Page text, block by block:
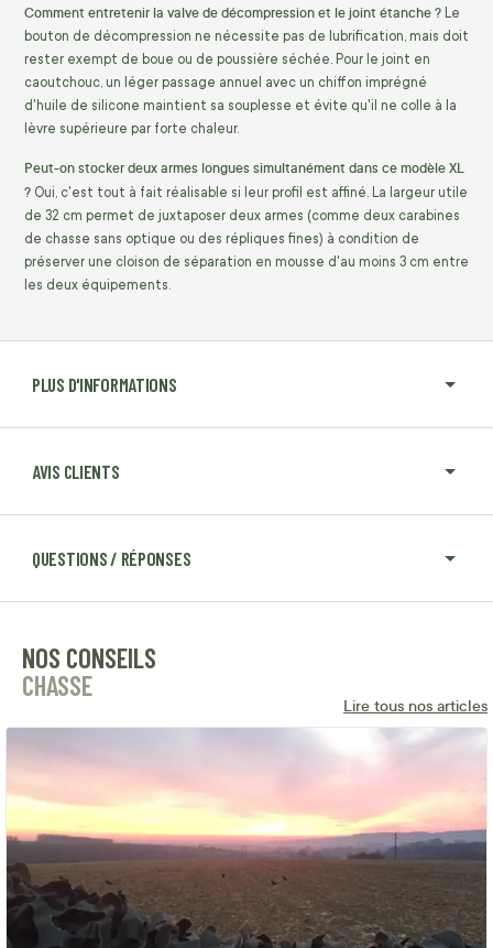
PLUS D'INFORMATIONS
AVIS CLIENTS
QUESTIONS / RÉPONSES
Comment entretenir la valve de décompression et le joint étanche ? Le
bouton de décompression ne nécessite pas de lubrification, mais doit
rester exempt de boue ou de poussière séchée. Pour le joint en
caoutchouc, un léger passage annuel avec un chiffon imprégné
d'huile de silicone maintient sa souplesse et évite qu'il ne colle à la
lèvre supérieure par forte chaleur.
Peut-on stocker deux armes longues simultanément dans ce modèle XL
? Oui, c'est tout à fait réalisable si leur profil est affiné. La largeur utile
de 32 cm permet de juxtaposer deux armes (comme deux carabines
de chasse sans optique ou des répliques fines) à condition de
préserver une cloison de séparation en mousse d'au moins 3 cm entre
les deux équipements.
NOS CONSEILS
CHASSE
Lire tous nos articles